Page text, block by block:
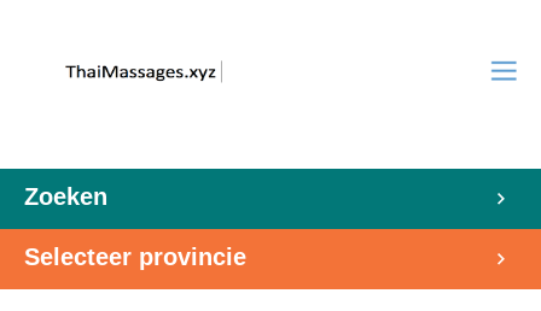
Zoeken
Selecteer provincie